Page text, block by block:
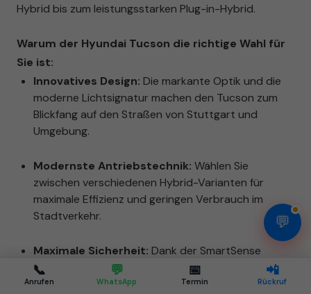
Hybrid bis zum leistungsstarken Plug-in-Hybrid.
Warum der Hyundai Tucson die richtige Wahl für
Sie ist:
Innovatives Design: Die markante Optik und die
moderne Lichtsignatur machen den Tucson zum
Blickfang auf den Straßen von Stuttgart und
Umgebung.
Modernste Antriebstechnik: Wählen Sie
zwischen verschiedenen Hybrid-Varianten für
maximale Effizienz und geringen Verbrauch im
Stadtverkehr.
Maximale Sicherheit: Dank der SmartSense
Assistenzsysteme fahren Sie und Ihre Familie im
Hyundai Tucson immer auf höchstem
📞
Anrufen
💬
WhatsApp
📅
Termin
📲
Rückruf
💬